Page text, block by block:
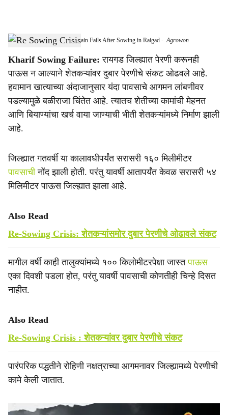
a
r
e
Re-sowing Crisis Looms as Rain Fails After Sowing in Raigad -Agrowon
Kharif Sowing Failure: रायगड जिल्ह्यात पेरणी करूनही
पाऊस न आल्याने शेतकऱ्यांवर दुबार पेरणीचे संकट ओढवले आहे.
हवामान खात्याच्या अंदाजानुसार यंदा पावसाचे आगमन लांबणीवर
पडल्यामुळे बळीराजा चिंतेत आहे. त्यातच शेतीच्या कामांची मेहनत
आणि बियाण्यांचा खर्च वाया जाण्याची भीती शेतकऱ्यांमध्ये निर्माण झाली
आहे.
जिल्ह्यात गतवर्षी या कालावधीपर्यंत सरासरी १६० मिलीमीटर
पावसाचीनोंद झाली होती. परंतु यावर्षी आतापर्यंत केवळ सरासरी ५४
मिलिमीटर पाऊस जिल्ह्यात झाला आहे.
Also Read
Re-Sowing Crisis: शेतकऱ्यांसमोर दुबार पेरणीचे ओढावले संकट
मागील वर्षी काही तालुक्यांमध्ये १०० किलोमीटरपेक्षा जास्तपाऊस
एका दिवशी पडला होत, परंतु यावर्षी पावसाची कोणतीही चिन्हे दिसत
नाहीत.
Also Read
Re-Sowing Crisis : शेतकऱ्यांवर दुबार पेरणीचे संकट
पारंपरिक पद्धतीने रोहिणी नक्षत्राच्या आगमनावर जिल्ह्यामध्ये पेरणीची
कामे केली जातात.